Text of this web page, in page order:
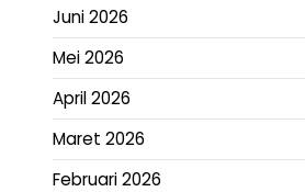
Juni 2026
Mei 2026
April 2026
Maret 2026
Februari 2026